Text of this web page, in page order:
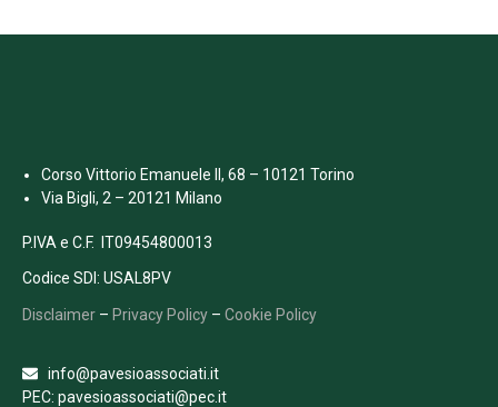
Corso Vittorio Emanuele II, 68 – 10121 Torino
Via Bigli, 2 – 20121 Milano
P.IVA e C.F. IT09454800013
Codice SDI: USAL8PV
Disclaimer – Privacy Policy – Cookie Policy
info@pavesioassociati.it
PEC: pavesioassociati@pec.it